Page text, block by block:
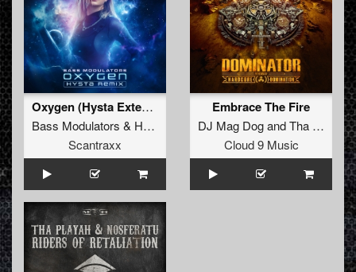
Oxygen (Hysta Extended Remix)
Bass Modulators & Hysta
Scantraxx
Embrace The Fire
DJ Mag DogandTha Playah
Cloud 9 Music